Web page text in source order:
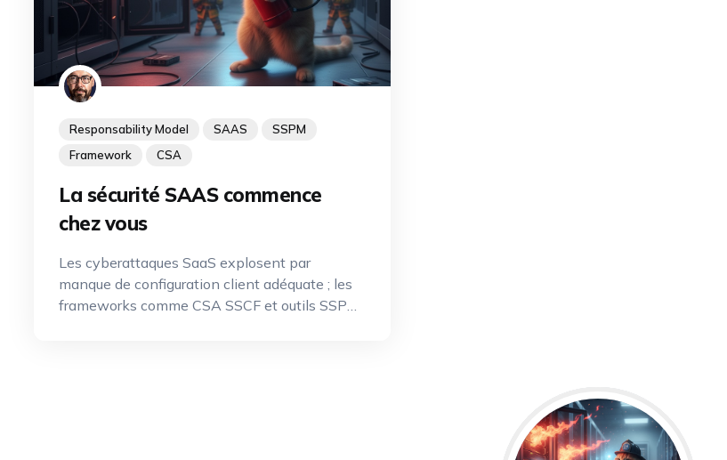
Responsability Model SAAS
SSPM
Framework
CSA
La sécurité SAAS commence
chez vous
Les cyberattaques SaaS explosent par
manque de configuration client adéquate ; les
frameworks comme CSA SSCF et outils SSPM